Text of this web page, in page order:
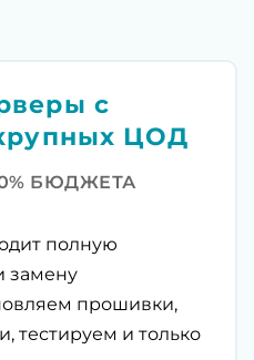
с
ЦОД
БЮДЖЕТА
полную
замену
прошивки,
тестируем и только